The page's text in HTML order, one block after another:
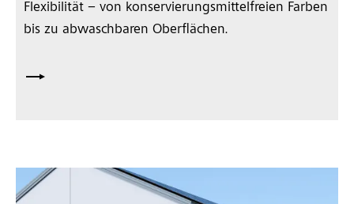
Flexibilität – von konservierungsmittelfreien Farben
bis zu abwaschbaren Oberflächen.